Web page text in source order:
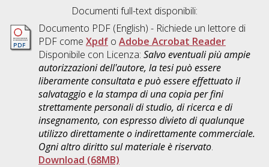
Documenti full-text disponibili:
Documento PDF(English) - Richiede un lettore di
PDF come Xpdfo Adobe Acrobat Reader
Disponibile con Licenza: Salvo eventuali più ampie
autorizzazioni dell'autore, la tesi può essere
liberamente consultata e può essere effettuato il
salvataggio e la stampa di una copia per fini
strettamente personali di studio, di ricerca e di
insegnamento, con espresso divieto di qualunque
utilizzo direttamente o indirettamente commerciale.
Ogni altro diritto sul materiale è riservato.
Download (68MB)